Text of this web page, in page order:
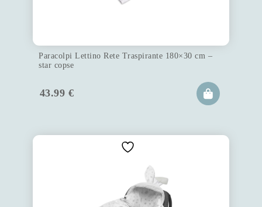
Paracolpi Lettino Rete Traspirante 180×30 cm –
star copse
43.99 €